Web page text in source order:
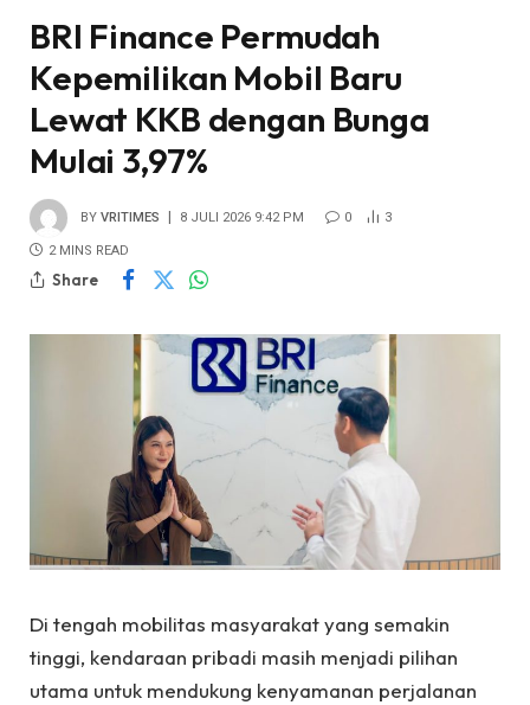
BRI Finance Permudah
Kepemilikan Mobil Baru
Lewat KKB dengan Bunga
Mulai 3,97%
BY VRITIMES 8 JULI 2026 9:42 PM 0 3
2 MINS READ
Share
Di tengah mobilitas masyarakat yang semakin
tinggi, kendaraan pribadi masih menjadi pilihan
utama untuk mendukung kenyamanan perjalanan